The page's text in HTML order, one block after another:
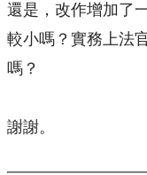
還是，改作增加了
較小嗎？實務上法
嗎？
謝謝。